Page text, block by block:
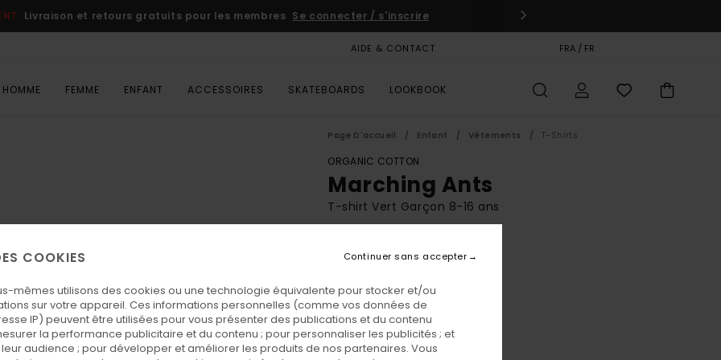
Livraison et retours gratuits pour les membres Se connecter / s'inscrire
AIDE & CONTACT FRA / FR
HOMME FEMME ENFANT ACCESSOIRES SKATEBOARDS LOOKBOOK
Page D'accueil Enfant Vêtements T-Shirts
ORGANIC COTTON
Marching Ants
T-shirt Vert Garçon 8-16 ans
25,00 €
CouleurLagoon
COOKIES
mêmes utilisons des cookies ou une technologie équivalente pour stocker et/ou
sur votre appareil. Ces informations personnelles (comme vos données de
IP) peuvent être utilisées pour vous présenter des publications et du contenu
la performance publicitaire et du contenu ; pour personnaliser les publicités ; et
audience ; pour développer et améliorer les produits de nos partenaires. Vous
Continuer sans accepter